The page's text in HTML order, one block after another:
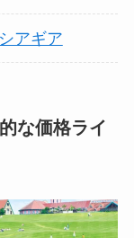
アギア
な価格ライ